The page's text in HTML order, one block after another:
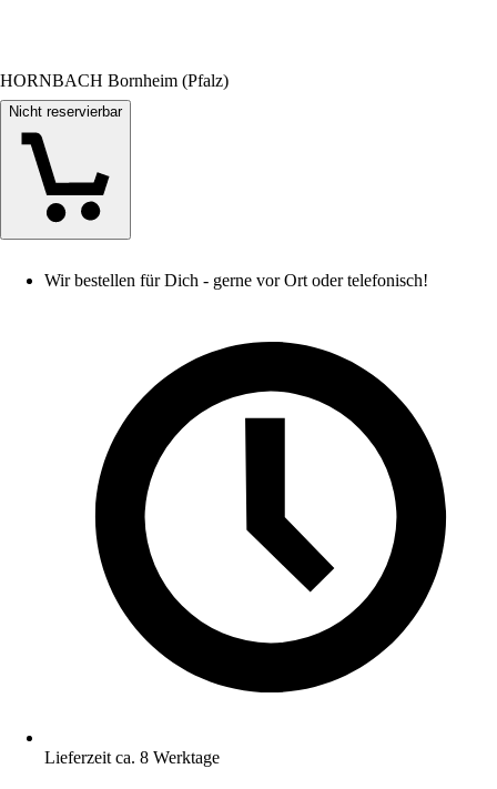
HORNBACH Bornheim (Pfalz)
Nicht reservierbar
Wir bestellen für Dich - gerne vor Ort oder telefonisch!
Lieferzeit ca. 8 Werktage